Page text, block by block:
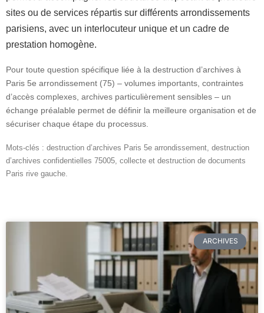
sites ou de services répartis sur différents arrondissements
parisiens, avec un interlocuteur unique et un cadre de
prestation homogène.
Pour toute question spécifique liée à la destruction d’archives à
Paris 5e arrondissement (75) – volumes importants, contraintes
d’accès complexes, archives particulièrement sensibles – un
échange préalable permet de définir la meilleure organisation et de
sécuriser chaque étape du processus.
Mots-clés : destruction d’archives Paris 5e arrondissement, destruction
d’archives confidentielles 75005, collecte et destruction de documents
Paris rive gauche.
ARCHIVES